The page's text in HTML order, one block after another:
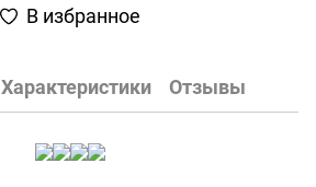
В избранное
Характеристики Отзывы